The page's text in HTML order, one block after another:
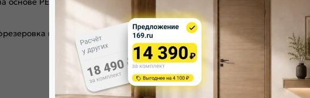
под 3 скрытые петли. Дверная коробка укомплектована